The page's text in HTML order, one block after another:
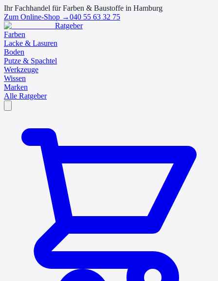
Ihr Fachhandel für Farben & Baustoffe in Hamburg
Zum Online-Shop →040 55 63 32 75
Ratgeber
Farben
Lacke & Lasuren
Boden
Putze & Spachtel
Werkzeuge
Wissen
Marken
Alle Ratgeber